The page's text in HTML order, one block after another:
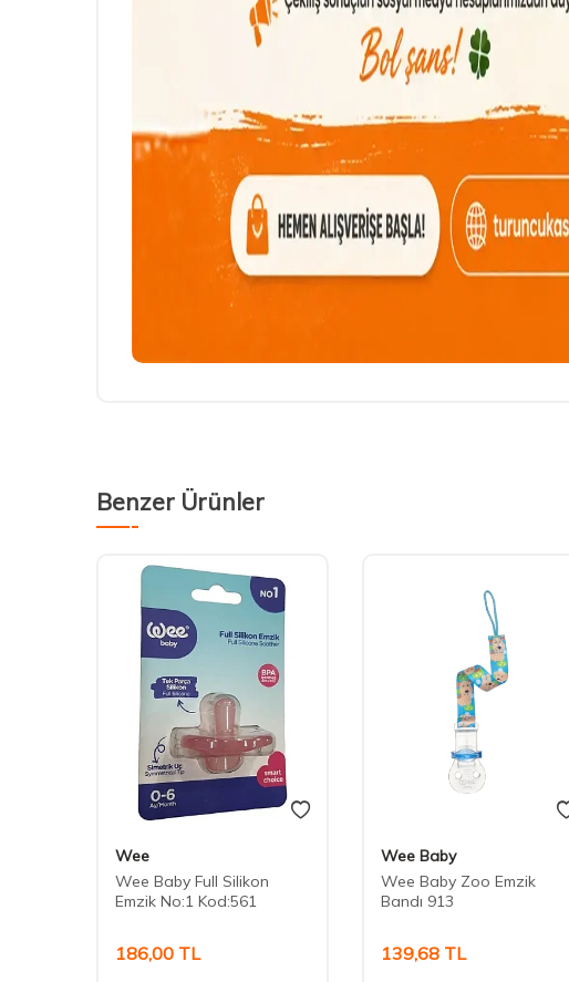
Benzer Ürünler
Wee
Wee Baby Full Silikon
Emzik No:1 Kod:561
186,00 TL
Wee Baby
Wee Baby Zoo Emzik
Bandı 913
139,68 TL